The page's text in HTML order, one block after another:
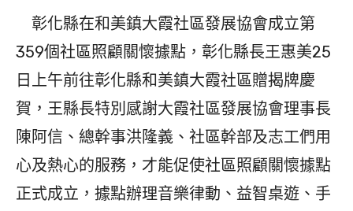
彰化縣在和美鎮大霞社區發展協會成立第
359個社區照顧關懷據點，彰化縣長王惠美25
日上午前往彰化縣和美鎮大霞社區贈揭牌慶
賀，王縣長特別感謝大霞社區發展協會理事長
陳阿信、總幹事洪隆義、社區幹部及志工們用
心及熱心的服務，才能促使社區照顧關懷據點
正式成立，據點辦理音樂律動、益智桌遊、手